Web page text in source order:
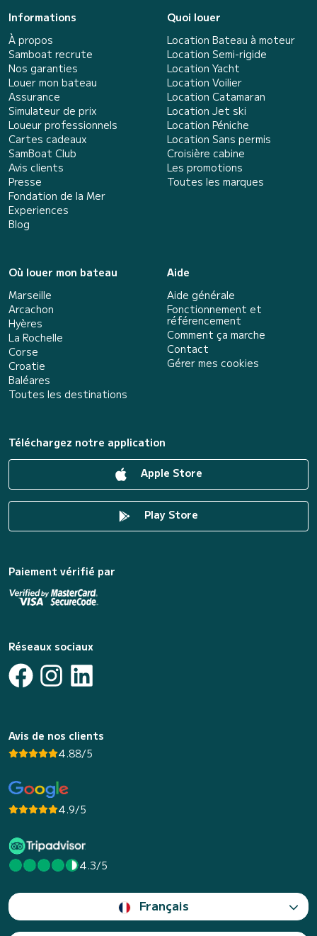
Informations
À propos
Samboat recrute
Nos garanties
Louer mon bateau
Assurance
Simulateur de prix
Loueur professionnels
Cartes cadeaux
SamBoat Club
Avis clients
Presse
Fondation de la Mer
Experiences
Blog
Quoi louer
Location Bateau à moteur
Location Semi-rigide
Location Yacht
Location Voilier
Location Catamaran
Location Jet ski
Location Péniche
Location Sans permis
Croisière cabine
Les promotions
Toutes les marques
Où louer mon bateau
Marseille
Arcachon
Hyères
La Rochelle
Corse
Croatie
Baléares
Toutes les destinations
Aide
Aide générale
Fonctionnement et
référencement
Comment ça marche
Contact
Gérer mes cookies
Téléchargez notre application
Apple Store
Play Store
Paiement vérifié par
Réseaux sociaux
Avis de nos clients
4.88/5
4.9/5
4.3/5
Français